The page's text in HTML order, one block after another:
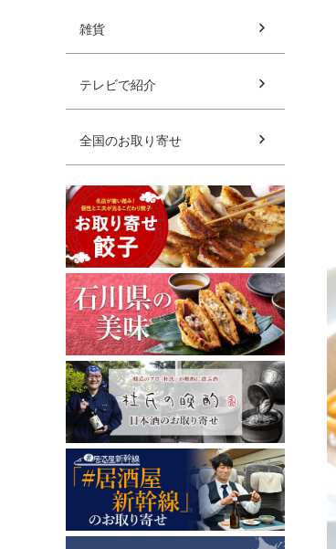
雑貨
テレビで紹介
全国のお取り寄せ